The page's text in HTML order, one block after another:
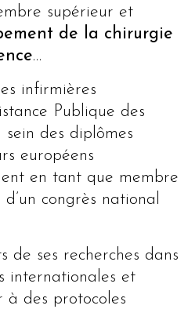
supérieur et
de la chirurgie
…
infirmières
Publique des
des diplômes
européens
en tant que membre
congrès national
de ses recherches dans
internationales et
à des protocoles